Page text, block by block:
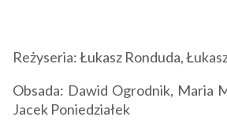
Reżyseria: Łukasz Ronduda,
Obsada: Dawid Ogrodnik, Maria
Jacek Poniedziałek